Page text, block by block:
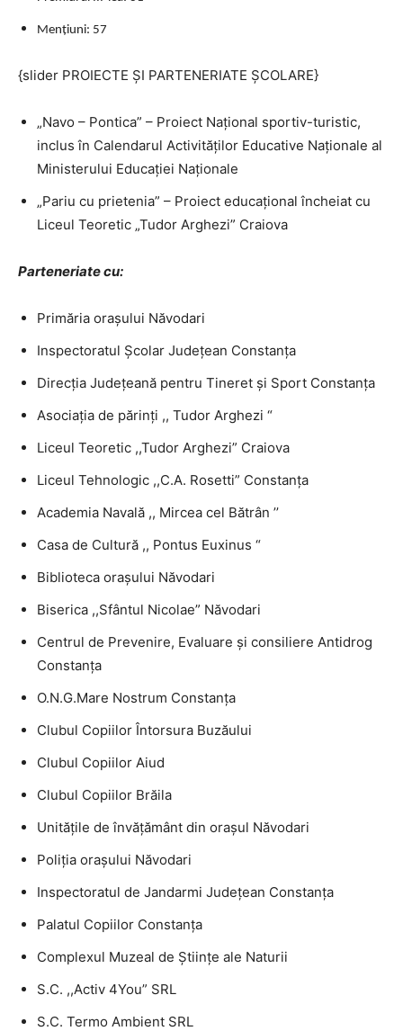
Mențiuni: 57
{slider PROIECTE ȘI PARTENERIATE ȘCOLARE}
„Navo – Pontica” – Proiect Naţional sportiv-turistic,
inclus în Calendarul Activităților Educative Naționale al
Ministerului Educației Naționale
„Pariu cu prietenia” – Proiect educațional încheiat cu
Liceul Teoretic „Tudor Arghezi” Craiova
Parteneriate cu:
Primăria oraşului Năvodari
Inspectoratul Școlar Județean Constanța
Direcția Județeană pentru Tineret și Sport Constanța
Asociaţia de părinţi ,, Tudor Arghezi “
Liceul Teoretic ,,Tudor Arghezi” Craiova
Liceul Tehnologic ,,C.A. Rosetti” Constanța
Academia Navală ,, Mircea cel Bătrân ’’
Casa de Cultură ,, Pontus Euxinus “
Biblioteca oraşului Năvodari
Biserica ,,Sfântul Nicolae” Năvodari
Centrul de Prevenire, Evaluare şi consiliere Antidrog
Constanţa
O.N.G.Mare Nostrum Constanţa
Clubul Copiilor Întorsura Buzăului
Clubul Copiilor Aiud
Clubul Copiilor Brăila
Unitățile de învățământ din orașul Năvodari
Poliţia oraşului Năvodari
Inspectoratul de Jandarmi Județean Constanța
Palatul Copiilor Constanţa
Complexul Muzeal de Ştiinţe ale Naturii
S.C. ,,Activ 4You” SRL
S.C. Termo Ambient SRL